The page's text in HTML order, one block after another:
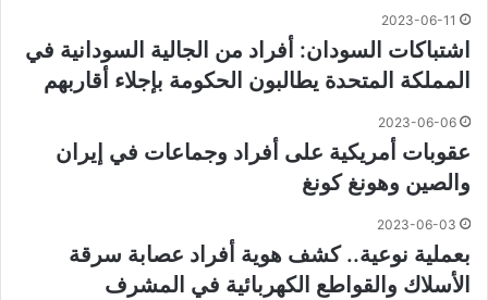
2023-06-11
اشتباكات السودان: أفراد من الجالية السودانية في
المملكة المتحدة يطالبون الحكومة بإجلاء أقاربهم
2023-06-06
عقوبات أمريكية على أفراد وجماعات في إيران
والصين وهونغ كونغ
2023-06-03
بعملية نوعية.. كشف هوية أفراد عصابة سرقة
الأسلاك والقواطع الكهربائية في المشرف